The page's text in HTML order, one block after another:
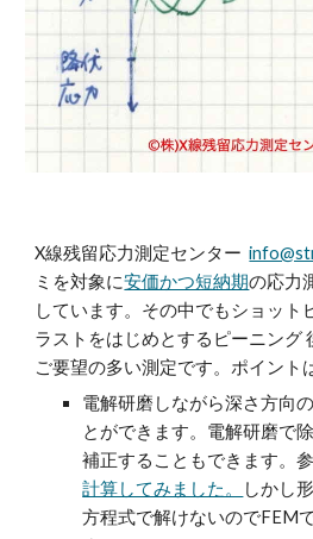
X線残留応力測定センター
ミを対象に安価かつ短納期の応力
しています。その中でもショット
ラストをはじめとするピーニング
ご要望の多い測定です。ポイント
電解研磨しながら深さ方向
とができます。電解研磨で
補正することもできます。
計算してみました。
しかし
方程式で解けないのでFEM